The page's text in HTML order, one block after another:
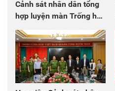
Cảnh sát nhân dân tổng
hợp luyện màn Trống hội